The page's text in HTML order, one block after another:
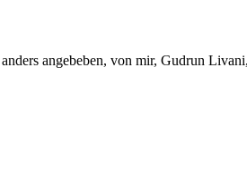
angebeben, von mir, Gudrun